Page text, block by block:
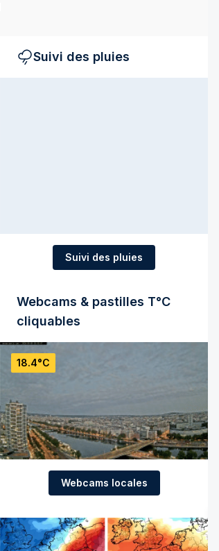
Suivi des pluies
Suivi des pluies
Webcams & pastilles T°C
cliquables
18.4°C
Webcams locales